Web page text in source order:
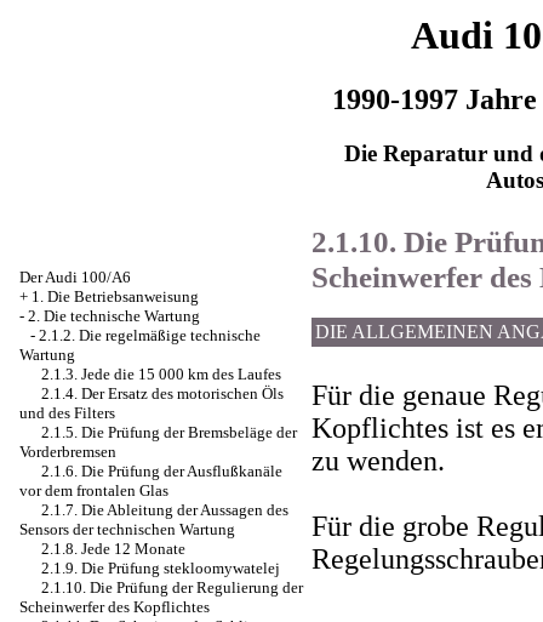
Audi
1990-1997
Die Reparatur und
Autos
Der Audi 100/A6
+ 1. Die Betriebsanweisung
- 2. Die technische Wartung
- 2.1.2. Die regelmäßige technische
Wartung
2.1.3. Jede die 15 000 km des Laufes
2.1.4. Der Ersatz des motorischen Öls
und des Filters
2.1.5. Die Prüfung der Bremsbeläge der
Vorderbremsen
2.1.6. Die Prüfung der Ausflußkanäle
vor dem frontalen Glas
2.1.7. Die Ableitung der Aussagen des
Sensors der technischen Wartung
2.1.8. Jede 12 Monate
2.1.9. Die Prüfung stekloomywatelej
2.1.10. Die Prüfung der Regulierung der
Scheinwerfer des Kopflichtes
2.1.10. Die
Scheinwerfer
DIE ALLGEMEINEN
Für die genaue
Kopflichtes ist es
zu wenden.
Für die grobe